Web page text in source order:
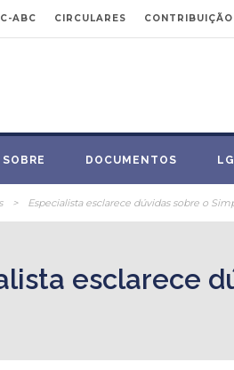
ABC CIRCULARES
SOBRE DOCUMENTOS
> Especialista esclarece dúvidas sobre o
esclarece